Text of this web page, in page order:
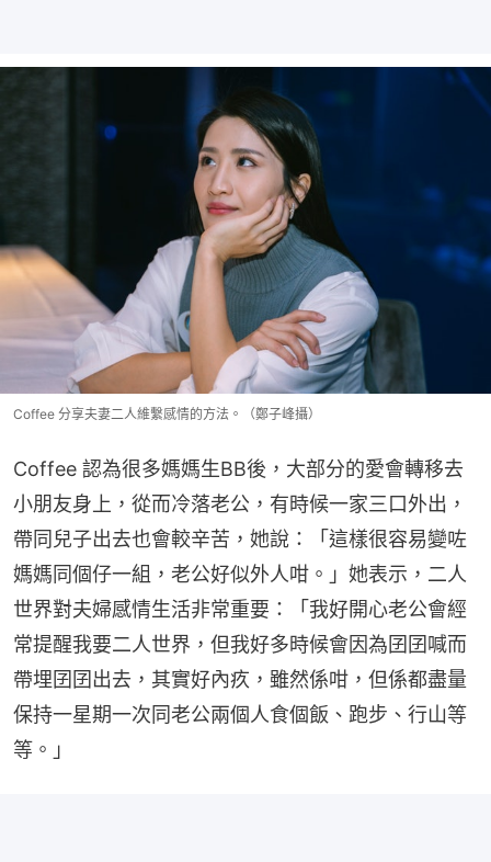
Coffee 分享夫妻二人維繫感情的方法。（鄭子峰攝）
Coffee 認為很多媽媽生BB後，大部分的愛會轉移去
小朋友身上，從而冷落老公，有時候一家三口外出，
帶同兒子出去也會較辛苦，她說：「這樣很容易變咗
媽媽同個仔一組，老公好似外人咁。」她表示，二人
世界對夫婦感情生活非常重要：「我好開心老公會經
常提醒我要二人世界，但我好多時候會因為囝囝喊而
帶埋囝囝出去，其實好內疚，雖然係咁，但係都盡量
保持一星期一次同老公兩個人食個飯、跑步、行山等
等。」